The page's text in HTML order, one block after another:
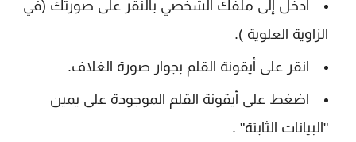
ادخل إلى ملفك الشخصي بالنقر على صورتك (في
الزاوية العلوية ).
انقر على أيقونة القلم بجوار صورة الغلاف.
اضغط على أيقونة القلم الموجودة على يمين
"البيانات الثابتة" .